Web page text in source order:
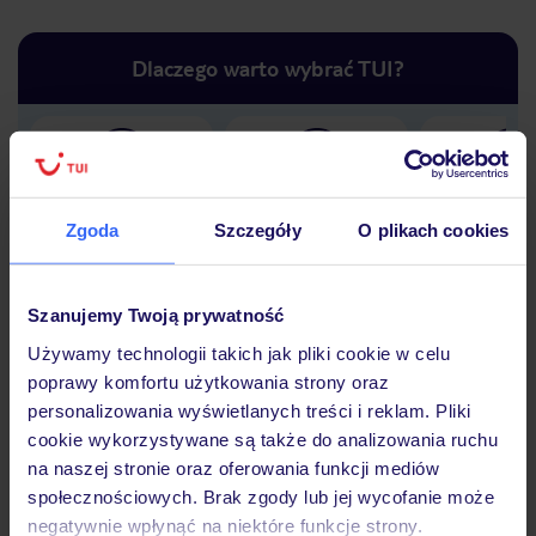
Zgoda Szczegóły O plikach cookies
Szanujemy Twoją prywatność
Używamy technologii takich jak pliki cookie w celu
poprawy komfortu użytkowania strony oraz
personalizowania wyświetlanych treści i reklam. Pliki
cookie wykorzystywane są także do analizowania ruchu
na naszej stronie oraz oferowania funkcji mediów
społecznościowych. Brak zgody lub jej wycofanie może
negatywnie wpłynąć na niektóre funkcje strony.
Dlaczego warto wybrać TUI?
Lider niskich cen
Największe biuro
30 lat w
Hotel
Opinie